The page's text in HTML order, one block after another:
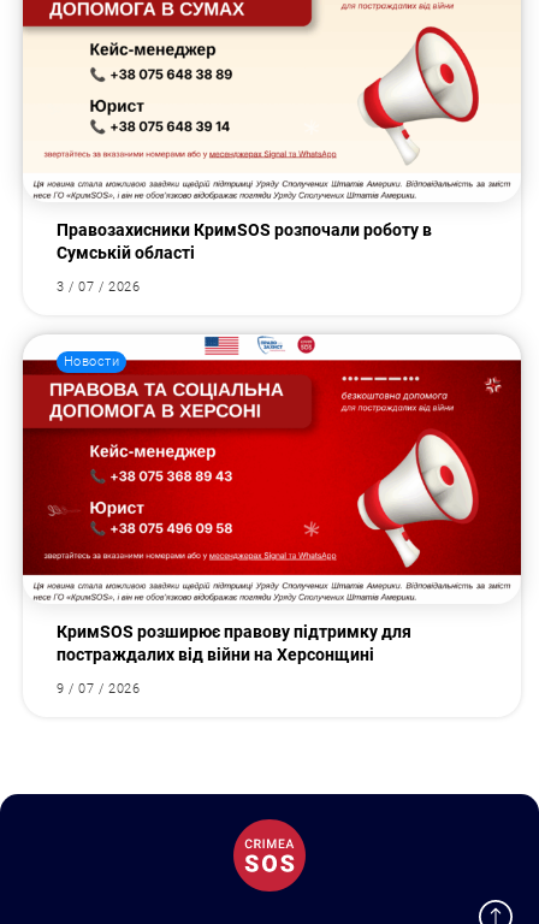
Правозахисники КримSOS розпочали роботу в
Сумській області
3 / 07 / 2026
Новости
КримSOS розширює правову підтримку для
постраждалих від війни на Херсонщині
9 / 07 / 2026